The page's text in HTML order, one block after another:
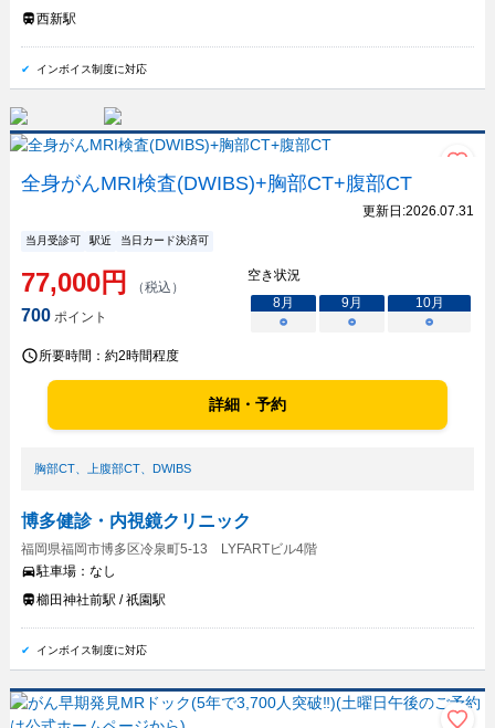
西新駅
インボイス制度に対応
全身がんMRI検査(DWIBS)+胸部CT+腹部CT
更新日:2026.07.31
当月受診可 駅近 当日カード決済可
77,000円 （税込）
700ポイント
空き状況
8月 9月 10月
○
○ ○
所要時間： 約2時間程度
詳細・予約
胸部CT、 上腹部CT、 DWIBS
博多健診・内視鏡クリニック
福岡県福岡市博多区冷泉町5-13 LYFARTビル4階
駐車場： なし
櫛田神社前駅 / 祇園駅
インボイス制度に対応